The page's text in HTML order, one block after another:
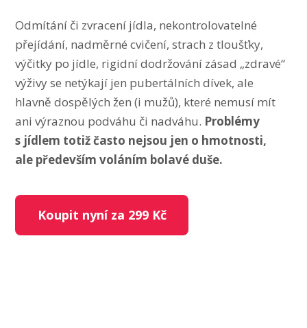
Odmítání či zvracení jídla, nekontrolovatelné
přejídání, nadměrné cvičení, strach z tloušťky,
výčitky po jídle, rigidní dodržování zásad „zdravé“
výživy se netýkají jen pubertálních dívek, ale
hlavně dospělých žen (i mužů), které nemusí mít
ani výraznou podváhu či nadváhu. Problémy
s jídlem totiž často nejsou jen o hmotnosti,
ale především voláním bolavé duše.
Koupit nyní za 299 Kč